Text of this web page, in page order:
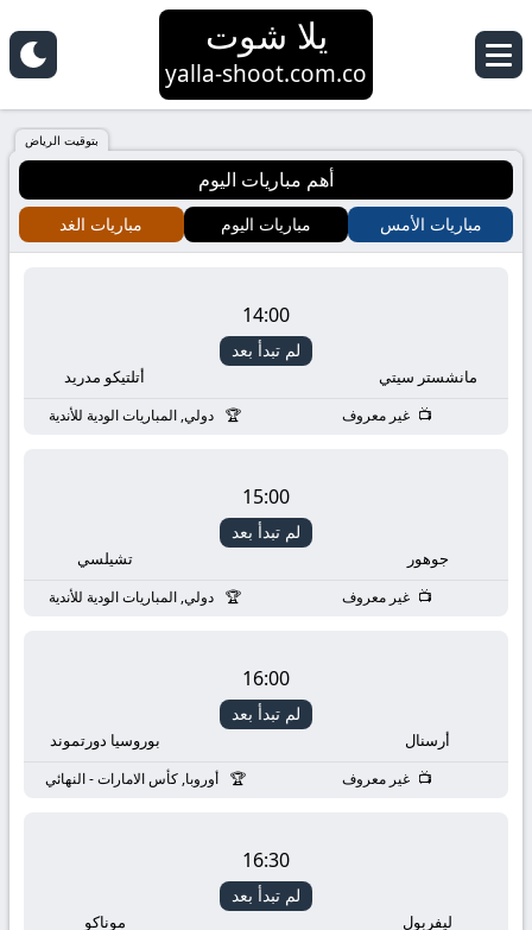
يلا شوت
yalla-shoot.com.co
بتوقيت الرياض
أهم مباريات اليوم
مباريات الأمس مباريات اليوم مباريات الغد
مانشستر سيتي
14:00
لم تبدأ بعد
أتلتيكو مدريد
غير معروف دولي, المباريات الودية للأندية
جوهور
15:00
لم تبدأ بعد
تشيلسي
غير معروف دولي, المباريات الودية للأندية
أرسنال
16:00
لم تبدأ بعد
بوروسيا دورتموند
غير معروف أوروبا, كأس الامارات - النهائي
ليفربول
16:30
لم تبدأ بعد
موناكو